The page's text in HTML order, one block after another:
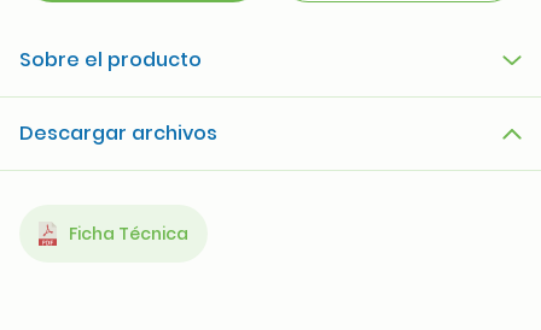
Sobre el producto
Ficha Técnica
Descargar archivos